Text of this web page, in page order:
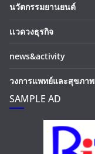
นวัตกรรมยานยนต์
เเวดวงธุรกิจ
news&activity
วงการแพทย์และสุขภาพ
SAMPLE AD